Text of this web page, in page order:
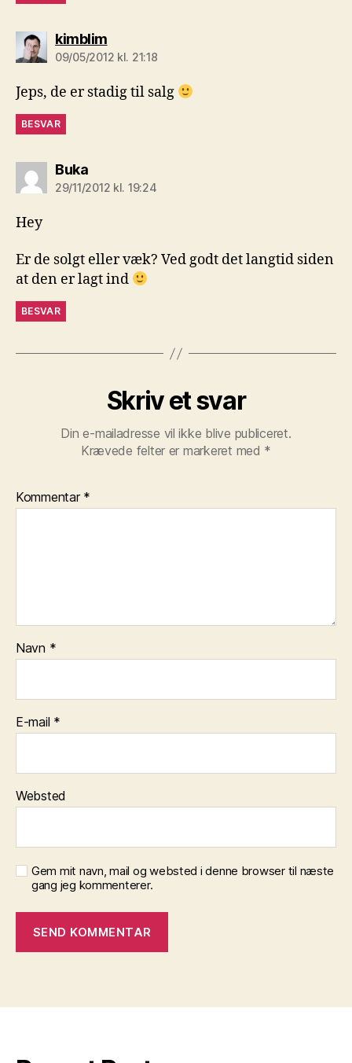
kimblimsiger:
09/05/2012 kl. 21:18
Jeps, de er stadig til salg
BESVAR
Bukasiger:
29/11/2012 kl. 19:24
Hey
Er de solgt eller væk? Ved godt det langtid siden
at den er lagt ind
BESVAR
Skriv et svar
Din e-mailadresse vil ikke blive publiceret.
Krævede felter er markeret med *
Kommentar *
Navn *
E-mail *
Websted
Gem mit navn, mail og websted i denne browser til næste
gang jeg kommenterer.